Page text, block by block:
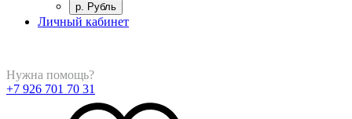
р. Рубль
Личный кабинет
Нужна помощь?
+7 926 701 70 31